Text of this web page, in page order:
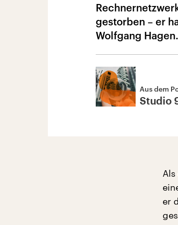
gestorben – er
Wolfgang Hagen.
Aus dem
Studio
er